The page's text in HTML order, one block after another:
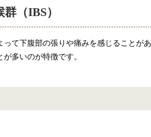
（IBS）
て下腹部の張りや痛みを感じることがあ
多いのが特徴です。